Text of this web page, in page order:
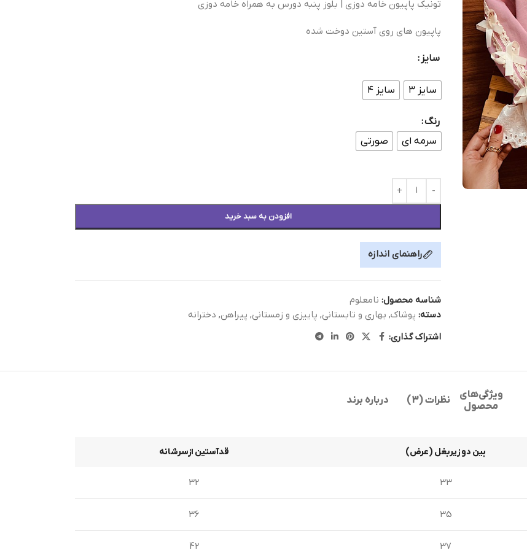
تونیک پاپیون خامه دوزی | بلوز پنبه دورس به همراه خامه دوزی
پاپیون های روی آستین دوخت شده
سایز
سایز ۳ سایز ۴
رنگ
سرمه ای
صورتی
افزودن به سبد خرید
راهنمای اندازه
شناسه محصول: نامعلوم
دسته: پوشاک, بهاری و تابستانی, پاییزی و زمستانی, پیراهن, دخترانه
اشتراک گذاری:
ویژگی‌های
محصول
نظرات (3) درباره برند
بین دو زیربغل (عرض) قدآستین ازسرشانه
33
32
35
36
37
42